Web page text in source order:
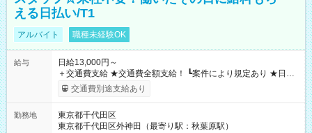
える日払い/T1
アルバイト 職種未経験OK
給与
日給13,000円～
＋交通費支給 ★交通費全額支給！ ┗案件により規定あり ★日払
いOK！（規定あり） ┗働いたその日に現金GET♪ お仕事後はコ
ンビニATMから 日払い分を引き落とせます！ 【試用期間】試
交通費別途支給あり
勤務地
東京都千代田区
東京都千代田区外神田（最寄り駅：秋葉原駅）